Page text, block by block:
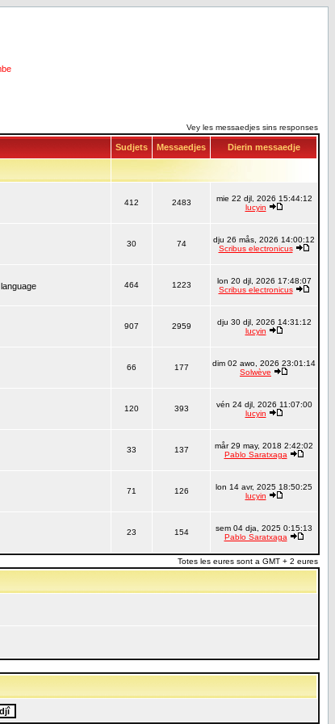
Vey les messaedjes sins responses
Sudjets Messaedjes Dierin messaedje
412 2483
mie 22 djl, 2026 15:44:12
lucyin
30 74
dju 26 mås, 2026 14:00:12
Scribus electronicus
464 1223
lon 20 djl, 2026 17:48:07
Scribus electronicus
907 2959
dju 30 djl, 2026 14:31:12
lucyin
66 177
dim 02 awo, 2026 23:01:14
Solwève
120 393
vén 24 djl, 2026 11:07:00
lucyin
33 137
mår 29 may, 2018 2:42:02
Pablo Saratxaga
71 126
lon 14 avr, 2025 18:50:25
lucyin
23 154
sem 04 dja, 2025 0:15:13
Pablo Saratxaga
Totes les eures sont a GMT + 2 eures